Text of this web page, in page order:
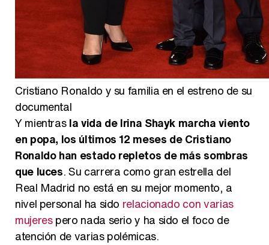
Cristiano Ronaldo y su familia en el estreno de su
documental
Y mientrasla vida de Irina Shayk marcha viento
en popa, los últimos 12 meses de Cristiano
Ronaldo han estado repletos de más sombras
que luces. Su carrera como gran estrella del
Real Madrid no está en su mejor momento, a
nivel personal ha sido relacionado con varias
mujerespero nada serio y ha sido el foco de
atención de varias polémicas.